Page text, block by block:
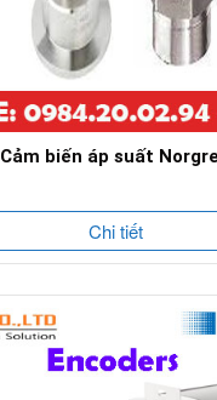
Cảm biến áp suất
Chi tiết